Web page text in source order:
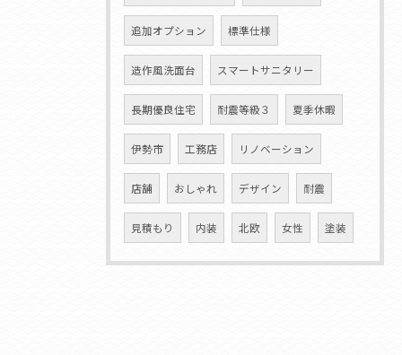
追加オプション 標準仕様
造作風洗面台 スマートサニタリー
長期優良住宅 耐震等級３ 夏季休暇
伊勢市 工務店 リノベーション
店舗 おしゃれ デザイン 耐震
見積もり 内装 北欧 女性 塗装